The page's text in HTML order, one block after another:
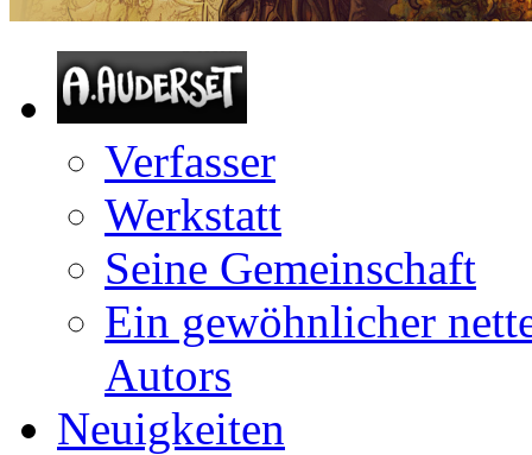
Verfasser
Werkstatt
Seine Gemeinschaft
Ein gewöhnlicher
Autors
Neuigkeiten